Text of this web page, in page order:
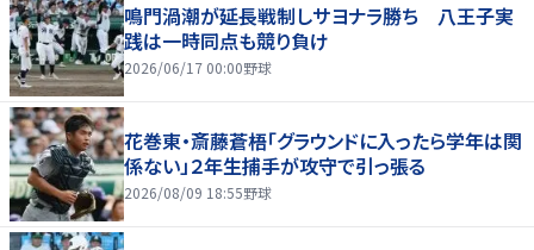
鳴門渦潮が延長戦制しサヨナラ勝ち 八王子実
践は一時同点も競り負け
2026/06/17 00:00野球
花巻東・斎藤蒼梧「グラウンドに入ったら学年は関
係ない」２年生捕手が攻守で引っ張る
2026/08/09 18:55野球